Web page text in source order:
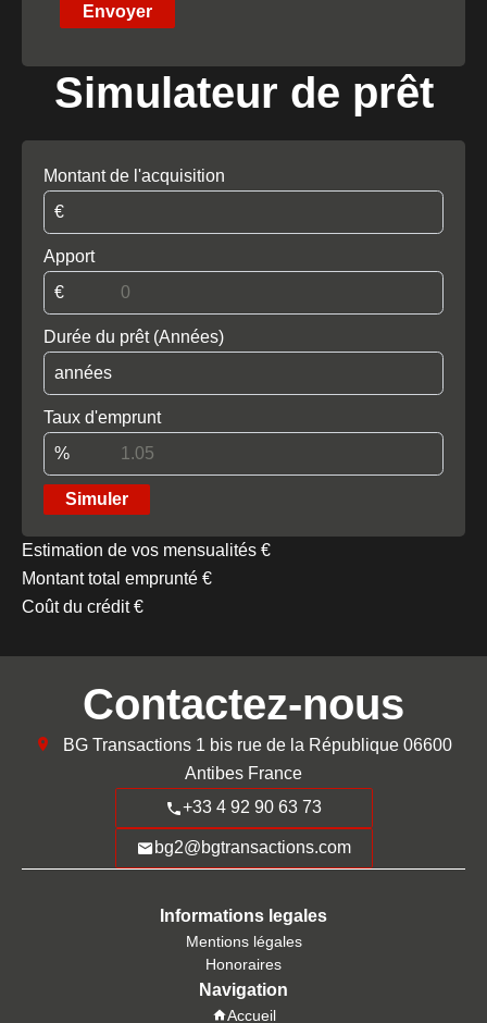
Envoyer
Simulateur de prêt
Montant de l'acquisition
€
Apport
€
Durée du prêt (Années)
années
Taux d'emprunt
%
Simuler
Estimation de vos mensualités €
Montant total emprunté €
Coût du crédit€
Contactez-nous
BG Transactions 1 bis rue de la République 06600
Antibes France
+33 4 92 90 63 73
bg2@bgtransactions.com
Informations legales
Mentions légales
Honoraires
Navigation
Accueil